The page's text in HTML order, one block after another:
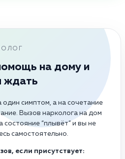
на дому и
ждать
симптом, а на сочетание
Вызов нарколога на дом
состояние “плывёт” и вы не
самостоятельно.
если присутствует: